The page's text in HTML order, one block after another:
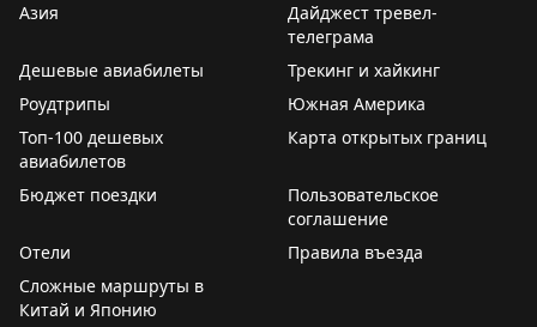
Балтимор-Вашингтон, LaGuardia, Вашингтон Рейган,
Худшие аэропорты: Орландо, Форт-Лодердейл, Чикаго
Мидвей, Чикаго О'Хэр, Ньюарк, Сан-Франциско, Сан-
Диего, Нэшвилл, Атланта и Даллас-Форт-Уэрт. Они
отличаются плохими местами для сидения, грязью,
нехваткой розеток и медленным сервисом.
Азия
Дайджест тревел-
телеграма
Дешевые авиабилеты
Трекинг и хайкинг
Роудтрипы
Южная Америка
Топ-100 дешевых
авиабилетов
Карта открытых границ
Бюджет поездки
Пользовательское
соглашение
Отели
Правила въезда
Сложные маршруты в
Китай и Японию